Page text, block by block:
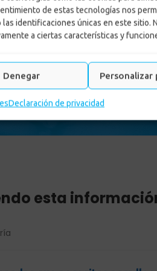
de estas tecnologías nos
identificaciones únicas en este sitio.
a ciertas características y
Denegar Personalizar
Declaración de privacidad
in
haz tu check-in conociendo esta
esta